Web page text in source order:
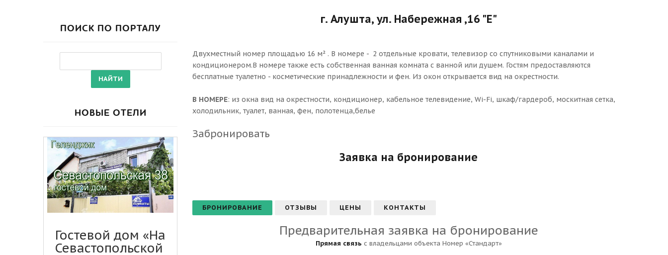
г. Алушта, ул. Набережная ,16 "Е"
Двухместный номер площадью 16 м² . В номере - 2 отдельные кровати, телевизор со спутниковыми каналами и
кондиционером.В номере также есть собственная ванная комната с ванной или душем. Гостям предоставляются
бесплатные туалетно - косметические принадлежности и фен. Из окон открывается вид на окрестности.
В НОМЕРЕ: из окна вид на окрестности, кондиционер, кабельное телевидение, Wi-Fi, шкаф/гардероб, москитная сетка,
холодильник, туалет, ванная, фен, полотенца,белье
Забронировать
Заявка на бронирование
БРОНИРОВАНИЕ ОТЗЫВЫ ЦЕНЫ КОНТАКТЫ
Предварительная заявка на бронирование
Прямая связь с владельцами объекта Номер «Стандарт»
ПОИСК ПО ПОРТАЛУ
НОВЫЕ ОТЕЛИ
Гостевой дом «На
Севастопольской